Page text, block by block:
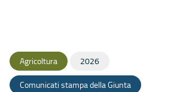
Agricoltura 2026
Comunicati stampa della Giunta